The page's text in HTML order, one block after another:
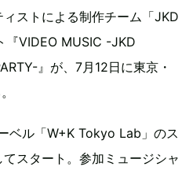
ストによる制作チーム「JKD
『VIDEO MUSIC -JKD
』が、7月12日に東京・
ベル「W+K Tokyo Lab」のス
スタート。参加ミュージシャ